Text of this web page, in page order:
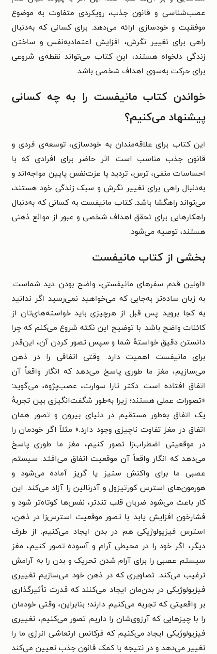
عصب‌شناسی و قانون جذب، رویکردی متفاوت به موضوع
موفقیت و خودسازی ارائه می‌دهد. برای کسانی که به‌دنبال
راهی برای تغییر نگرش، افزایش اعتمادبه‌نفس و ساختن
زندگی دلخواه هستند، این کتاب می‌تواند نقطه‌ی شروعی
برای حرکت به‌سوی اهداف شخصی باشد.
خواندن کتاب مانیفست را به چه کسانی
پیشنهاد می‌کنیم؟
این کتاب برای علاقه‌مندان به خودسازی، توسعه‌ی فردی و
قانون جذب مناسب است. اثر حاضر برای افرادی که با
احساسات منفی، ترس، تردید یا عزت‌نفس پایین مواجه‌اند و
به‌دنبال راهی برای تغییر نگرش و سبک زندگی خود هستند،
می‌تواند راهگشا باشد. کتاب مانیفست به کسانی که به‌دنبال
راهکارهایی برای تحقق اهداف شخصی و عبور از موانع ذهنی
هستند، توصیه می‌شود.
بخشی از کتاب مانیفست
«اولین قدم سفرهای مانیفستی، واضح بودن دید شماست.
به زبان ساده‌تر به‌جایی که می‌خواهید نمی‌رسید اگر ندانید
به کجا بروید. پس قبل از هرچیزی باید خواسته‌های‌تان از
کائنات واضح باشد. با توضیح این نکته شروع می‌کنم که چرا
دانستن دقیق خواستهٔ شما و سپس تصور کردن آن، این‌قدر
برای مانیفست اهمیت دارد. وقتی اتفاقی را در ذهن
می‌سازیم، مغز ما طوری پاسخ می‌دهد که انگار واقعاً آن
اتفاق افتاده است. دکتر تارا سوارت، عصب‌پژوه، می‌گوید:
«تصورات عملی هستند؛ زیرا به‌طور شگفت‌انگیزی بین تجربهٔ
یک اتفاق به‌طور مستقیم در دنیای بیرون و تصور همان
اتفاق در مغز تفاوت ناچیزی وجود دارد.» مثلاً اگر خودمان را
در موقعیتی اضطراب‌زا تصور کنیم، مغز ما طوری پاسخ
می‌دهد که انگار واقعاً آن موقعیت اتفاق می‌افتد. سیستم
عصبی ما برای واکنش ستیز یا گریز آماده می‌شود و
هورمون‌های استرس کورتیزول و آدرنالین را آزاد می‌کند. این
کار باعث می‌شود ضربان قلب تندتر، نفس‌ها کوتاه‌تر شود و
فشارخون افزایش یابد. با تصور موقعیت استرس‌زا در ذهن،
استرس فیزیولوژیکی هم در بدن ایجاد می‌کنیم. از طرف
دیگر، اگر خود را در محیطی آرام و آسوده تصور کنیم، مغز
سیستم عصبی را برای آرام شدن تحریک و بدن را به آرامش
ترغیب می‌کند. تصاویری که در ذهن خود می‌سازیم تغییری
فیزیولوژیکی در بدن‌مان ایجاد می‌کنند که قدرت تأثیرگذاری
بر واقعیتی که تجربه می‌کنیم دارند؛ بنابراین، وقتی خودمان
را با چیزهایی که آرزوی‌شان را داریم تصور می‌کنیم، تغییری
فیزیولوژیکی ایجاد می‌کنیم که فرکانس ارتعاشی انرژی ما را
تغییر می‌دهد و در نتیجه با کمک قانون جذب تعیین می‌کند